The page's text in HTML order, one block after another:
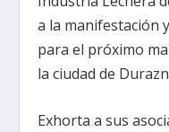
a la manifestación
para el próximo
la ciudad de
Exhorta a sus